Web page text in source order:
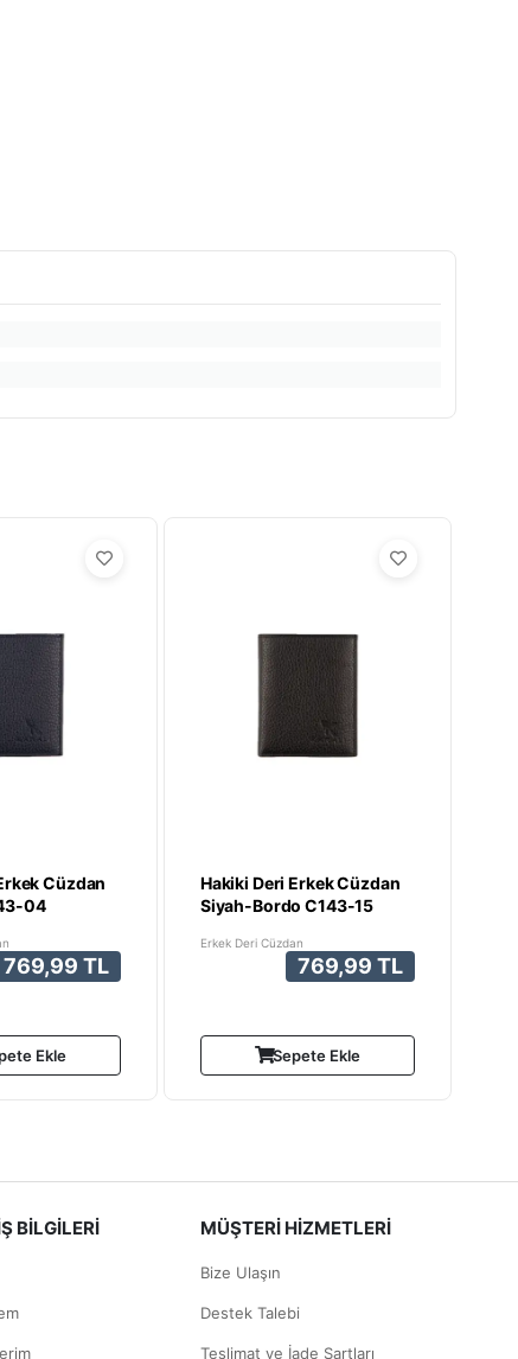
Cüzdan
04
769,99 TL
Ekle
Hakiki Deri Erkek Cüzdan
Siyah-Bordo C143-15
Erkek Deri Cüzdan
769,99 TL
Sepete Ekle
BİLGİLERİ MÜŞTERİ HİZMETLERİ
Bize Ulaşın
Destek Talebi
Teslimat ve İade Şartları